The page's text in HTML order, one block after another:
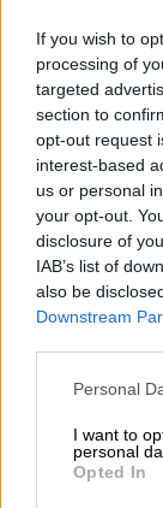
If you wish to
processing of
targeted
section to
opt-out request
interest-based
us or personal
your opt-out.
disclosure of
IAB’s list of
also be
Downstream
Personal
I want to
personal
Opted In
El
Un Nuevo
en
Por
Álvaro
Geopolítica de
Clara
mi
Por María Pérez